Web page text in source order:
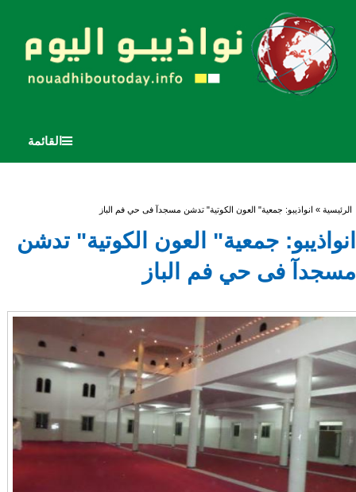
القائمة
أنت هنا
الرئيسية » انواذيبو: جمعية" العون الكوتية" تدشن مسجدآ فى حي فم الباز
انواذيبو: جمعية" العون الكوتية" تدشن
مسجدآ فى حي فم الباز